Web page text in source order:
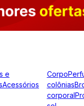
e
Acessórios
Corpo
colônias
corporal